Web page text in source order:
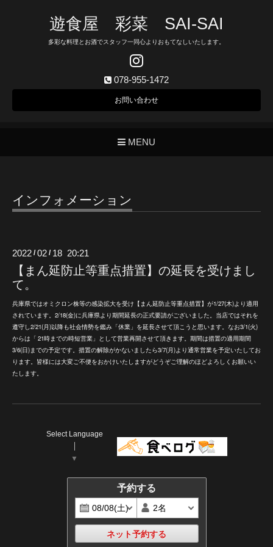
遊食屋 彩菜 SAI‐SAI
多彩な料理とお酒でスタッフ一同心よりおもてなしいたします。
078-955-1472
お問い合わせ
MENU
インフォメーション
2022 /02 / 18 20:21
【まん延防止等重点措置】の延長を受けまし
て。
兵庫県ではオミクロン株等の感染拡大を受け【まん延防止等重点措置】が1/27(木)より適用
されています。2/18(金)に兵庫県より期間延長の正式要請がございました。当店ではそれを
遵守し2/21(月)以降も社会情勢を鑑み「休業」を延長させて頂こうと思います。なお3/1(火)
からは「21時までの時短営業」として営業再開させて頂きます。期間は措置の適用期間
3/6(日)までの予定です。措置の解除がかないましたら3/7(月)より通常営業を予定いたしてお
ります。皆様には大変ご不便をおかけいたしますがどうぞご理解のほどよろしくお願いい
たします。
Select Language
▼
予約する
ネット予約する